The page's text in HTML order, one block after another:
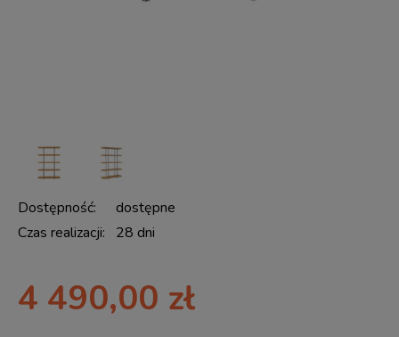
Dostępność:
dostępne
Czas realizacji:
28 dni
4 490,00 zł